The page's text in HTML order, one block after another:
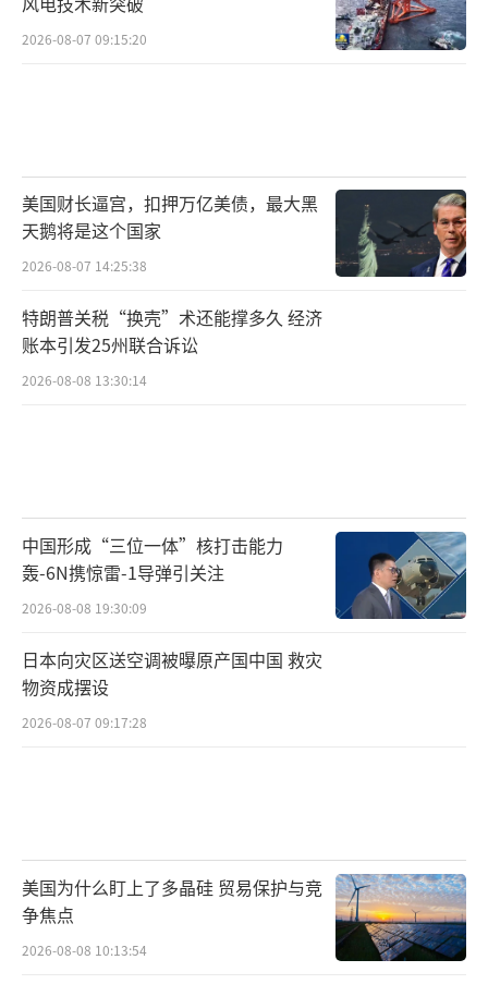
俄罗斯胜利日的临近，局势发展备受瞩目。俄
无法从根本上解决问题，唯有通过和平谈判，
在尊重彼此核心利益的基础上寻求共识，才是
化解俄乌冲突的正确路径。国际社会也应发挥
建设性作用，推动双方重启对话，为实现地区
和平与稳定创造条件。（责任编辑：张蕾 TT0001）
2026-08-07 09:15:20
美国财长逼宫，扣押万亿美债，最大黑
天鹅将是这个国家
2026-08-07 14:25:38
特朗普关税“换壳”术还能撑多久 经济
账本引发25州联合诉讼
2026-08-08 13:30:14
中国形成“三位一体”核打击能力
轰-6N携惊雷-1导弹引关注
2026-08-08 19:30:09
日本向灾区送空调被曝原产国中国 救灾
物资成摆设
2026-08-07 09:17:28
美国为什么盯上了多晶硅 贸易保护与竞
争焦点
2026-08-08 10:13:54